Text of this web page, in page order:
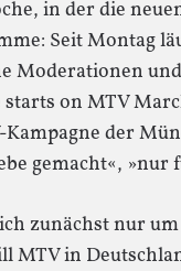
in der die
Seit Montag
Moderationen
on MTV
der
gemacht«,
zunächst nur
MTV in